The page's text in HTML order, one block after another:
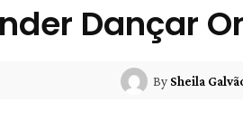
Dançar
By Sheila